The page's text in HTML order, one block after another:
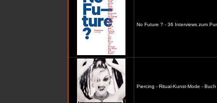
No Future ? - 36 Interviews zum
Piercing - Ritual-Kunst-Mode -